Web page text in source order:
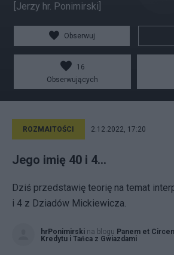
[Jerzy hr. Ponimirski]
Obserwuj
16
Obserwujących
ROZMAITOŚCI 2.12.2022, 17:20
Jego imię 40 i 4...
Dziś przedstawię teorię na temat
i 4 z Dziadów Mickiewicza.
hrPonimirski na blogu Panem et
Kredytu i Tańca z Gwiazdami